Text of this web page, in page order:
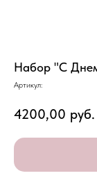
Набор "С
Артикул:
4200,00 руб.